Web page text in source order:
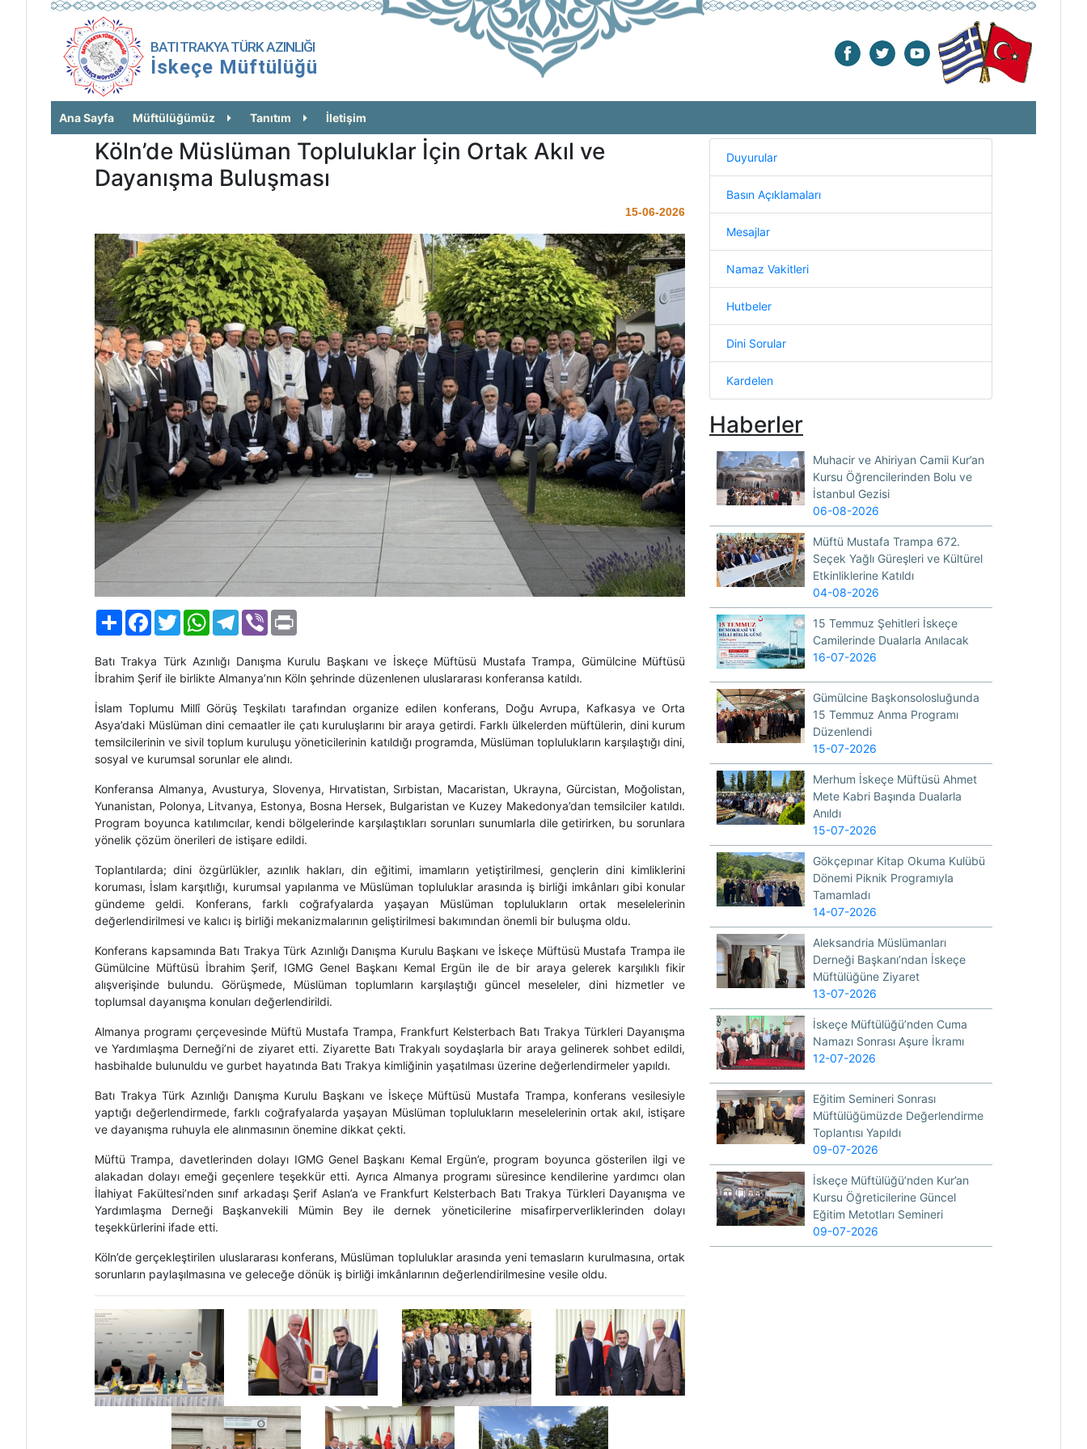
BATI TRAKYA TÜRK AZINLIĞI
İskeçe Müftülüğü
Ana Sayfa Müftülüğümüz Tanıtım İletişim
Köln’de Müslüman Topluluklar İçin Ortak Akıl ve
Dayanışma Buluşması
15-06-2026
PaylaşFacebook
TwitterWhatsAppTelegram
Viber
Batı Trakya Türk Azınlığı Danışma Kurulu Başkanı ve İskeçe Müftüsü Mustafa Trampa, Gümülcine Müftüsü
İbrahim Şerif ile birlikte Almanya’nın Köln şehrinde düzenlenen uluslararası konferansa katıldı.
İslam Toplumu Millî Görüş Teşkilatı tarafından organize edilen konferans, Doğu Avrupa, Kafkasya ve Orta
Asya’daki Müslüman dini cemaatler ile çatı kuruluşlarını bir araya getirdi. Farklı ülkelerden müftülerin, dini kurum
temsilcilerinin ve sivil toplum kuruluşu yöneticilerinin katıldığı programda, Müslüman toplulukların karşılaştığı dini,
sosyal ve kurumsal sorunlar ele alındı.
Konferansa Almanya, Avusturya, Slovenya, Hırvatistan, Sırbistan, Macaristan, Ukrayna, Gürcistan, Moğolistan,
Yunanistan, Polonya, Litvanya, Estonya, Bosna Hersek, Bulgaristan ve Kuzey Makedonya’dan temsilciler katıldı.
Program boyunca katılımcılar, kendi bölgelerinde karşılaştıkları sorunları sunumlarla dile getirirken, bu sorunlara
yönelik çözüm önerileri de istişare edildi.
Toplantılarda; dini özgürlükler, azınlık hakları, din eğitimi, imamların yetiştirilmesi, gençlerin dini kimliklerini
koruması, İslam karşıtlığı, kurumsal yapılanma ve Müslüman topluluklar arasında iş birliği imkânları gibi konular
gündeme geldi. Konferans, farklı coğrafyalarda yaşayan Müslüman toplulukların ortak meselelerinin
değerlendirilmesi ve kalıcı iş birliği mekanizmalarının geliştirilmesi bakımından önemli bir buluşma oldu.
Konferans kapsamında Batı Trakya Türk Azınlığı Danışma Kurulu Başkanı ve İskeçe Müftüsü Mustafa Trampa ile
Gümülcine Müftüsü İbrahim Şerif, IGMG Genel Başkanı Kemal Ergün ile de bir araya gelerek karşılıklı fikir
alışverişinde bulundu. Görüşmede, Müslüman toplumların karşılaştığı güncel meseleler, dini hizmetler ve
toplumsal dayanışma konuları değerlendirildi.
Almanya programı çerçevesinde Müftü Mustafa Trampa, Frankfurt Kelsterbach Batı Trakya Türkleri Dayanışma
ve Yardımlaşma Derneği’ni de ziyaret etti. Ziyarette Batı Trakyalı soydaşlarla bir araya gelinerek sohbet edildi,
hasbihalde bulunuldu ve gurbet hayatında Batı Trakya kimliğinin yaşatılması üzerine değerlendirmeler yapıldı.
Batı Trakya Türk Azınlığı Danışma Kurulu Başkanı ve İskeçe Müftüsü Mustafa Trampa, konferans vesilesiyle
yaptığı değerlendirmede, farklı coğrafyalarda yaşayan Müslüman toplulukların meselelerinin ortak akıl, istişare
ve dayanışma ruhuyla ele alınmasının önemine dikkat çekti.
Müftü Trampa, davetlerinden dolayı IGMG Genel Başkanı Kemal Ergün’e, program boyunca gösterilen ilgi ve
alakadan dolayı emeği geçenlere teşekkür etti. Ayrıca Almanya programı süresince kendilerine yardımcı olan
İlahiyat Fakültesi’nden sınıf arkadaşı Şerif Aslan’a ve Frankfurt Kelsterbach Batı Trakya Türkleri Dayanışma ve
Yardımlaşma Derneği Başkanvekili Mümin Bey ile dernek yöneticilerine misafirperverliklerinden dolayı
teşekkürlerini ifade etti.
Köln’de gerçekleştirilen uluslararası konferans, Müslüman topluluklar arasında yeni temasların kurulmasına, ortak
sorunların paylaşılmasına ve geleceğe dönük iş birliği imkânlarının değerlendirilmesine vesile oldu.
Duyurular
Basın Açıklamaları
Mesajlar
Namaz Vakitleri
Hutbeler
Dini Sorular
Kardelen
Haberler
Muhacir ve Ahiriyan Camii Kur’an
Kursu Öğrencilerinden Bolu ve
İstanbul Gezisi
06-08-2026
Müftü Mustafa Trampa 672.
Seçek Yağlı Güreşleri ve Kültürel
Etkinliklerine Katıldı
04-08-2026
15 Temmuz Şehitleri İskeçe
Camilerinde Dualarla Anılacak
16-07-2026
Gümülcine Başkonsolosluğunda
15 Temmuz Anma Programı
Düzenlendi
15-07-2026
Merhum İskeçe Müftüsü Ahmet
Mete Kabri Başında Dualarla
Anıldı
15-07-2026
Gökçepınar Kitap Okuma Kulübü
Dönemi Piknik Programıyla
Tamamladı
14-07-2026
Aleksandria Müslümanları
Derneği Başkanı’ndan İskeçe
Müftülüğüne Ziyaret
13-07-2026
İskeçe Müftülüğü’nden Cuma
Namazı Sonrası Aşure İkramı
12-07-2026
Eğitim Semineri Sonrası
Müftülüğümüzde Değerlendirme
Toplantısı Yapıldı
09-07-2026
İskeçe Müftülüğü’nden Kur’an
Kursu Öğreticilerine Güncel
Eğitim Metotları Semineri
09-07-2026